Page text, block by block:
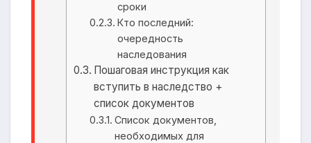
сроки
Кто последний:
очередность
наследования
Пошаговая инструкция как
вступить в наследство +
список документов
Список документов,
необходимых для